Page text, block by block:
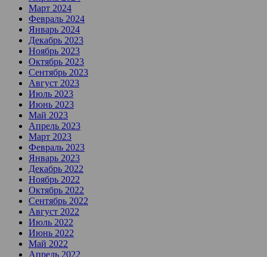
Март 2024
Февраль 2024
Январь 2024
Декабрь 2023
Ноябрь 2023
Октябрь 2023
Сентябрь 2023
Август 2023
Июль 2023
Июнь 2023
Май 2023
Апрель 2023
Март 2023
Февраль 2023
Январь 2023
Декабрь 2022
Ноябрь 2022
Октябрь 2022
Сентябрь 2022
Август 2022
Июль 2022
Июнь 2022
Май 2022
Апрель 2022